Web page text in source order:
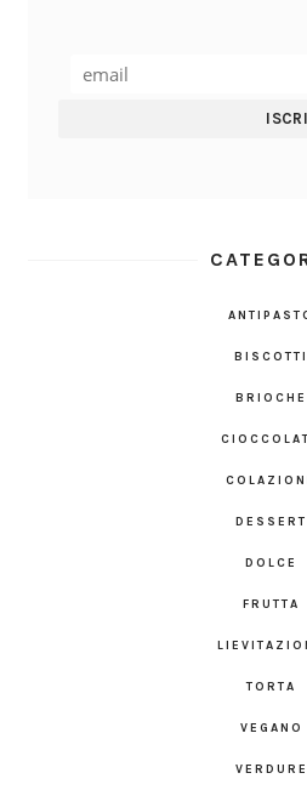
BISCOTTI
BRIOCHE
DESSERT
DOLCE
FRUTTA
TORTA
VEGANO
VERDURE